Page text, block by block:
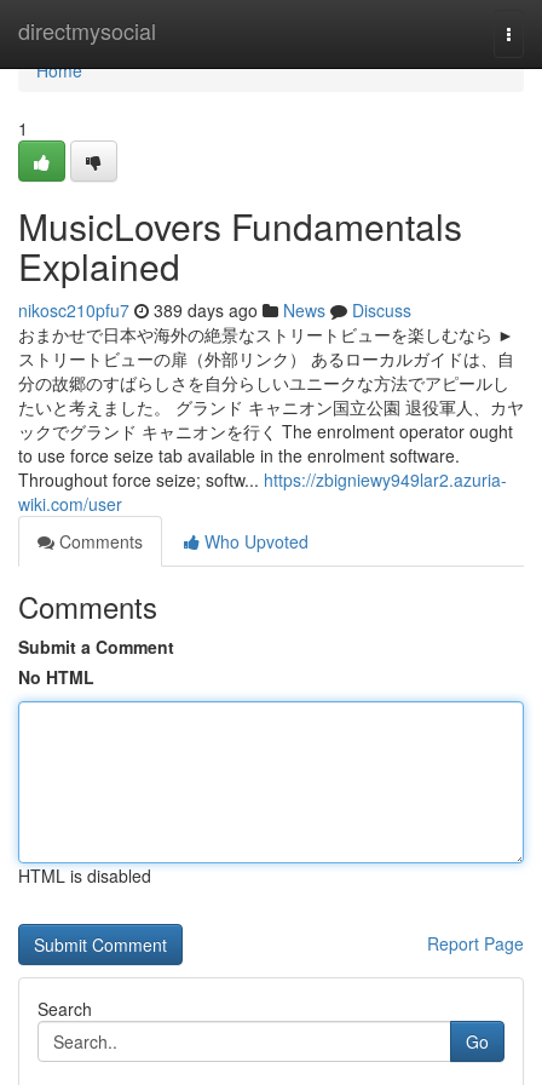
directmysocial
Home
Home
1
MusicLovers Fundamentals
Explained
nikosc210pfu7 389 days ago News
Discuss
おまかせで日本や海外の絶景なストリートビューを楽しむなら ►
ストリートビューの扉（外部リンク） あるローカルガイドは、自
分の故郷のすばらしさを自分らしいユニークな方法でアピールし
たいと考えました。 グランド キャニオン国立公園 退役軍人、カヤ
ックでグランド キャニオンを行く The enrolment operator ought
to use force seize tab available in the enrolment software.
Throughout force seize; softw... https://zbigniewy949lar2.azuria-
wiki.com/user
Comments
Who Upvoted
Comments
Submit a Comment
No HTML
HTML is disabled
Report Page
Search
Go